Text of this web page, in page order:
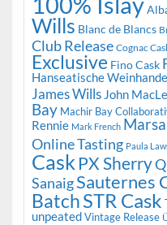
Wills Blanc de Blancs
Club Release Cognac
Exclusive Fino Cask
Hanseatische
James Wills John
Bay Machir Bay
Rennie Mark French
Online Tasting Paula
Cask PX Sherry
SanaigSauternes
BatchSTR Cask
unpeatedVintage Release